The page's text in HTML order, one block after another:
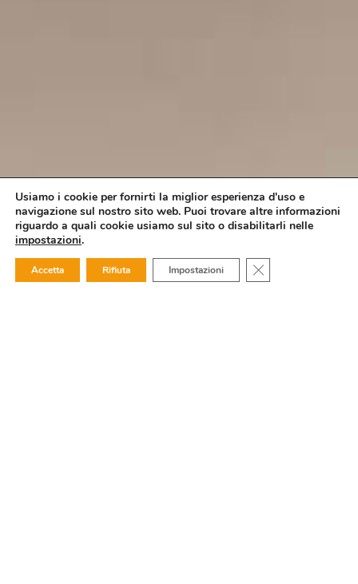
Usiamo i cookie per fornirti la miglior esperienza d'uso e
navigazione sul nostro sito web. Puoi trovare altre informazioni
riguardo a quali cookie usiamo sul sito o disabilitarli nelle
impostazioni.
Accetta Rifiuta Impostazioni Close GDPR